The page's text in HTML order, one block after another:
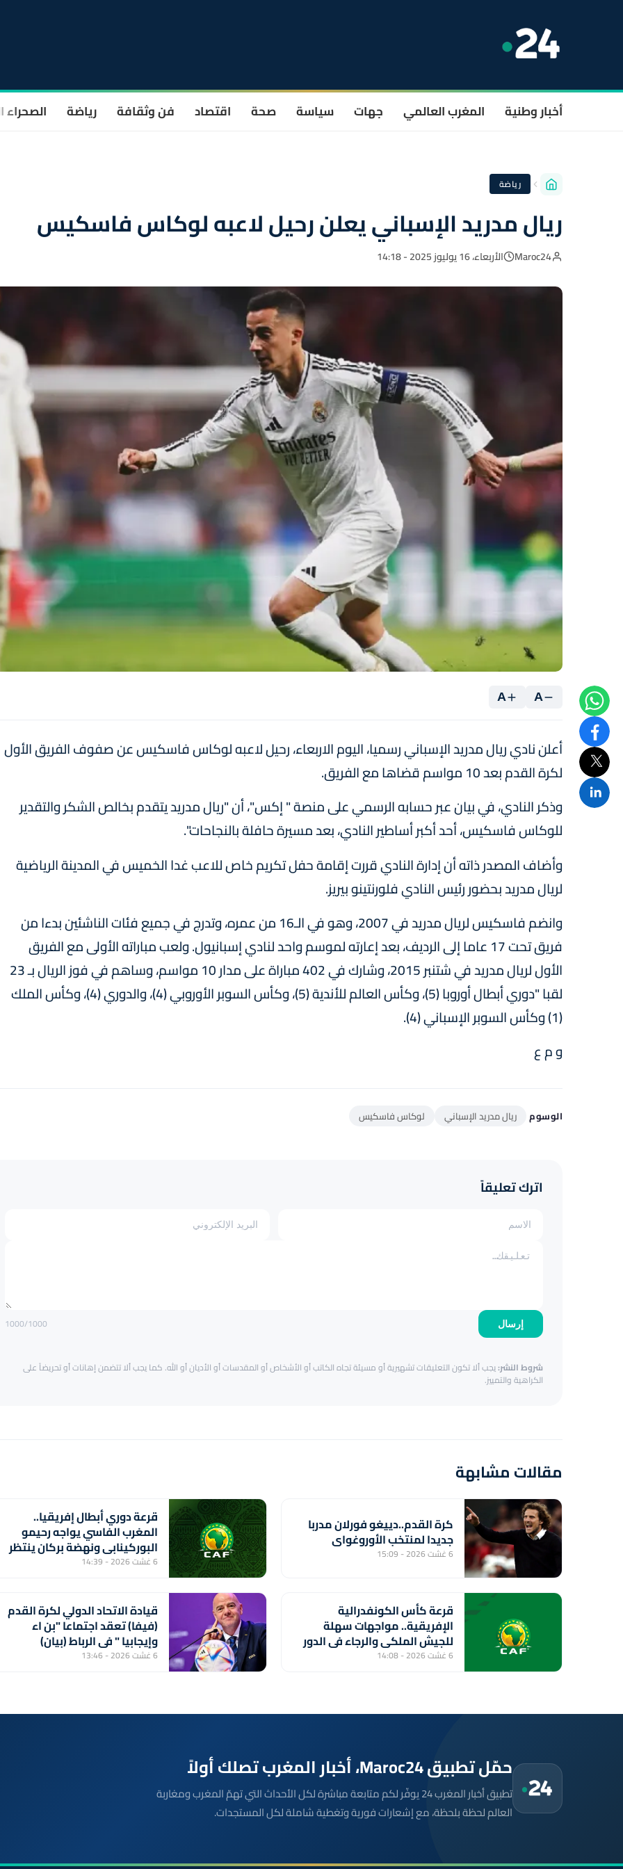
أخبار وطنية المغرب العالمي جهات سياسة صحة اقتصاد فن وثقافة رياضة الصحراء
رياضة
ريال مدريد الإسباني يعلن رحيل لاعبه لوكاس فاسكيس
Maroc24 الأربعاء، 16 يوليوز 2025 - 14:18
A
A
أعلن نادي ريال مدريد الإسباني رسميا، اليوم الاربعاء، رحيل لاعبه لوكاس فاسكيس عن صفوف الفريق الأول
لكرة القدم بعد 10 مواسم قضاها مع الفريق.
وذكر النادي، في بيان عبر حسابه الرسمي على منصة " إكس"، أن "ريال مدريد يتقدم بخالص الشكر والتقدير
للوكاس فاسكيس، أحد أكبر أساطير النادي، بعد مسيرة حافلة بالنجاحات".
وأضاف المصدر ذاته أن إدارة النادي قررت إقامة حفل تكريم خاص للاعب غدا الخميس في المدينة الرياضية
لريال مدريد بحضور رئيس النادي فلورنتينو بيريز.
وانضم فاسكيس لريال مدريد في 2007، وهو في الـ16 من عمره، وتدرج في جميع فئات الناشئين بدءا من
فريق تحت 17 عاما إلى الرديف، بعد إعارته لموسم واحد لنادي إسبانيول. ولعب مباراته الأولى مع الفريق
الأول لريال مدريد في شتنبر 2015، وشارك في 402 مباراة على مدار 10 مواسم، وساهم في فوز الريال بـ 23
لقبا "دوري أبطال أوروبا (5)، وكأس العالم للأندية (5)، وكأس السوبر الأوروبي (4)، والدوري (4)، وكأس الملك
(1) وكأس السوبر الإسباني (4).
و م ع
الوسوم ريال مدريد الإسباني لوكاس فاسكيس
اترك تعليقاً
إرسال 1000/1000
شروط النشر:يجب ألا تكون التعليقات تشهيرية أو مسيئة تجاه الكاتب أو الأشخاص أو المقدسات أو الأديان أو الله. كما يجب ألا تتضمن إهانات أو تحريضاً على
الكراهية والتمييز.
مقالات مشابهة
كرة القدم..دييغو فورلان مدربا
جديدا لمنتخب الأوروغواي
6 غشت 2026 - 15:09
قرعة دوري أبطال إفريقيا..
المغرب الفاسي يواجه رحيمو
البوركينابي ونهضة بركان ينتظر
الفائز من مباراة ستار سبور
6 غشت 2026 - 14:39
قرعة كأس الكونفدرالية
الإفريقية.. مواجهات سهلة
للجيش الملكي والرجاء في الدور
التمهيدي الثاني
6 غشت 2026 - 14:08
قيادة الاتحاد الدولي لكرة القدم
(فيفا) تعقد اجتماعا "بن اء
وإيجابيا " في الرباط (بيان)
6 غشت 2026 - 13:46
حمّل تطبيق Maroc24، أخبار المغرب تصلك أولاً
تطبيق أخبار المغرب 24 يوفّر لكم متابعة مباشرة لكل الأحداث التي تهمّ المغرب ومغاربة
العالم لحظة بلحظة، مع إشعارات فورية وتغطية شاملة لكل المستجدات.